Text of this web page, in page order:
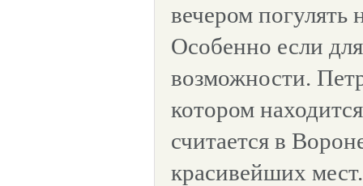
вечером погулять
Особенно если
возможности.
котором
считается в
красивейших